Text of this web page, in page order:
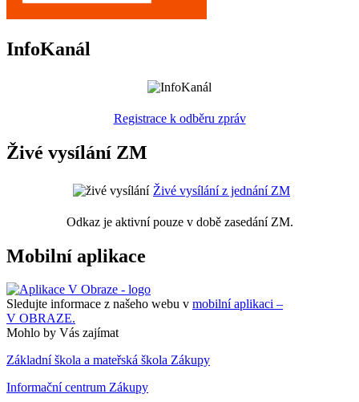
InfoKanál
Registrace k odběru zpráv
Živé vysílání ZM
Živé vysílání z jednání ZM
Odkaz je aktivní pouze v době zasedání ZM.
Mobilní aplikace
Sledujte informace z našeho webu v mobilní aplikaci –
V OBRAZE.
Mohlo by Vás zajímat
Základní škola a mateřská škola Zákupy
Informační centrum Zákupy